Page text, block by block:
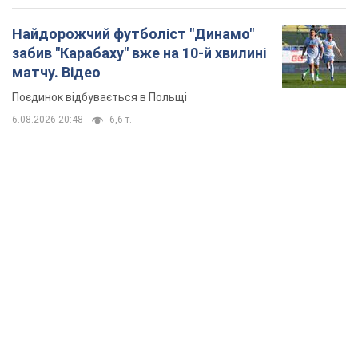
Найдорожчий футболіст "Динамо"
забив "Карабаху" вже на 10-й хвилині
матчу. Відео
Поєдинок відбувається в Польщі
6.08.2026 20:48 6,6 т.